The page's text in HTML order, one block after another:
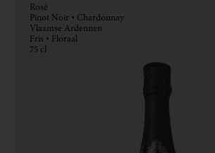
Rosé
Pinot Noir • Chardonnay
Vlaamse Ardennen
Fris • Floraal
75 cl